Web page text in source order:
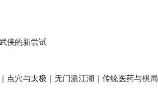
侠的新尝试
点穴与太极｜无门派江湖｜传统医药与棋局